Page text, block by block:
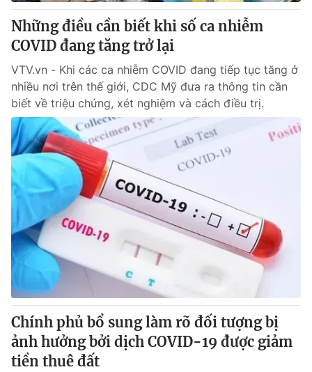
Những điều cần biết khi số ca nhiễm
COVID đang tăng trở lại
VTV.vn - Khi các ca nhiễm COVID đang tiếp tục tăng ở
nhiều nơi trên thế giới, CDC Mỹ đưa ra thông tin cần
biết về triệu chứng, xét nghiệm và cách điều trị.
Chính phủ bổ sung làm rõ đối tượng bị
ảnh hưởng bởi dịch COVID-19 được giảm
tiền thuê đất